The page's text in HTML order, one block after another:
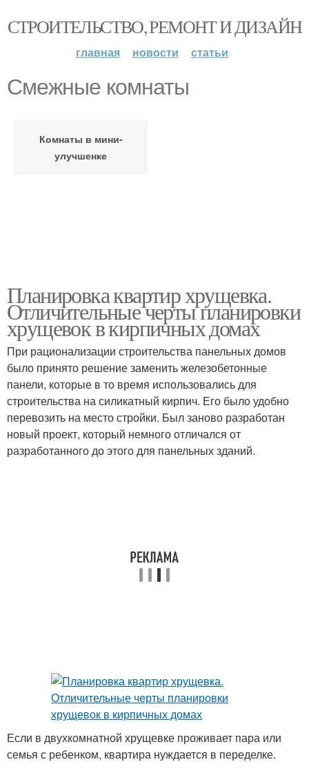
СТРОИТЕЛЬСТВО, РЕМОНТ И ДИЗАЙН
главная новости статьи
Смежные комнаты
Комнаты в мини-
улучшенке
Планировка квартир хрущевка.
Отличительные черты планировки
хрущевок в кирпичных домах
При рационализации строительства панельных домов
было принято решение заменить железобетонные
панели, которые в то время использовались для
строительства на силикатный кирпич. Его было удобно
перевозить на место стройки. Был заново разработан
новый проект, который немного отличался от
разработанного до этого для панельных зданий.
Если в двухкомнатной хрущевке проживает пара или
семья с ребенком, квартира нуждается в переделке.